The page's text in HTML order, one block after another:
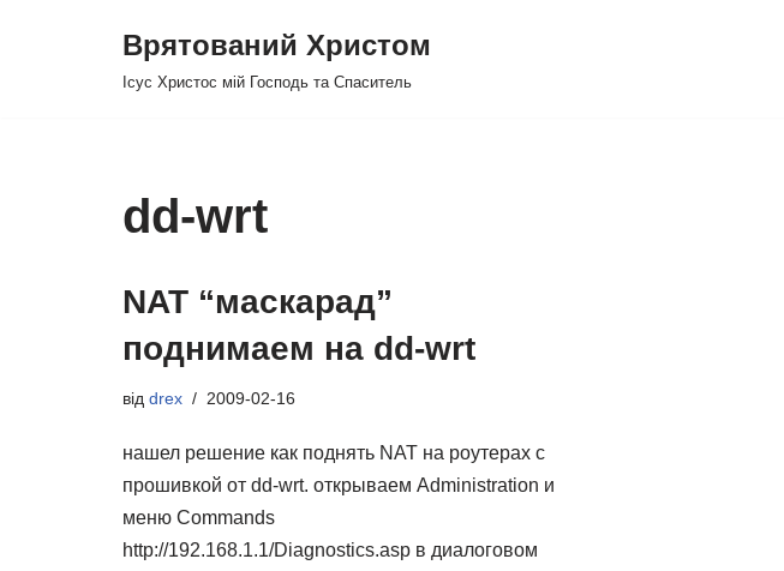
Врятований Христом
Ісус Христос мій Господь та Спаситель
dd-wrt
NAT “маскарад”
поднимаем на dd-wrt
від drex 2009-02-16
нашел решение как поднять NAT на роутерах с
прошивкой от dd-wrt. открываем Administration и
меню Commands
http://192.168.1.1/Diagnostics.asp в диалоговом